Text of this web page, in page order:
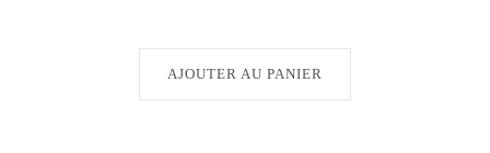
AJOUTER AU PANIER